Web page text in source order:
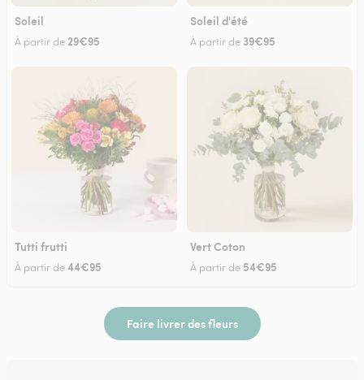
Soleil
À partir de29€95
Soleil d'été
À partir de 39€95
Tutti frutti
À partir de44€95
Vert Coton
À partir de 54€95
Faire livrer des fleurs